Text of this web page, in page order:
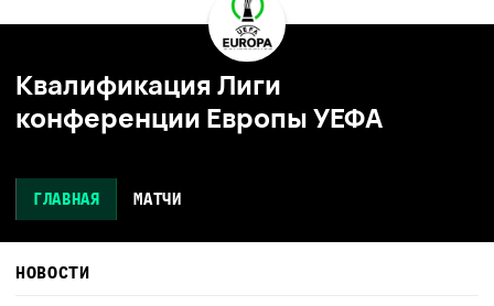
Квалификация Лиги
конференции Европы УЕФА
ГЛАВНАЯ МАТЧИ
НОВОСТИ